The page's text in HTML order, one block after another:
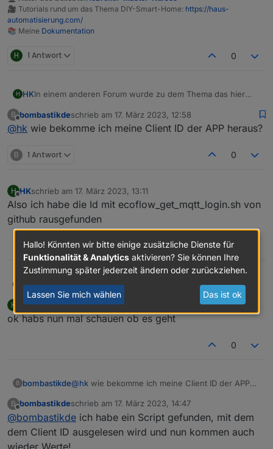
🎥 Tutorials rund um das Thema DIY-Smart-Home: https://haus-
automatisierung.com/
📚 Meine Dokumentation
H 1 Antwort 0
H HKIn einem anderen Forum wurde zu dem Thema das hier
Ecoflow mqtt is no longer working: bad username or
password. Looks like they did some changes. Auth/login
fails.
the same Client ID the Android app uses it works
B
Offline
bombastikdeschrieb am 17. März 2023, 12:58
zuletzt editiert von
@hk wie bekomme ich meine Client ID der APP heraus?
B 1 Antwort 0
H
Offline
HKschrieb am 17. März 2023, 13:11
zuletzt editiert von
Also ich habe die Id mit ecoflow_get_mqtt_login.sh von
github rausgefunden
0
haus-automatisierung@hksagte in
Adapter für Ecoflow
Einbindung
hast du eine Möglichkeit das in
H
Offline
HKschrieb am17. März 2023, 13:13
ok habs nun mal schauen ob es geht
0
B bombastikde@hk wie bekomme ich meine Client ID der APP
B
Offline
bombastikdeschrieb am 17. März 2023, 14:47
zuletzt editiert von
@bombastikde ich habe ein Script gefunden, mit dem
dem Client ID ausgelesen wird und nun kommen auch
wieder Werte!
Hallo! Könnten wir bitte einige zusätzliche Dienste für
Funktionalität & Analytics aktivieren? Sie können Ihre
Zustimmung später jederzeit ändern oder zurückziehen.
Lassen Sie mich wählen Das ist ok